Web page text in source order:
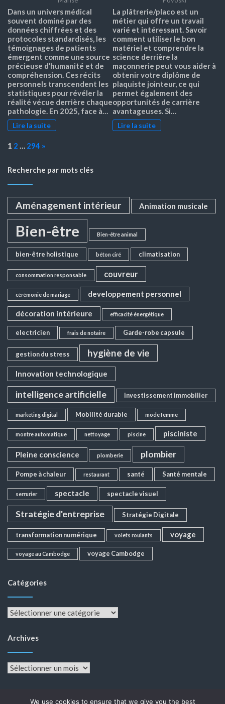
Dans un univers médical
souvent dominé par des
données chiffrées et des
protocoles standardisés, les
témoignages de patients
émergent comme une source
précieuse d’humanité et de
compréhension. Ces récits
personnels transcendent les
statistiques pour révéler la
réalité vécue derrière chaque
pathologie. En 2025, face à…
Lire la suite
La plâtrerie/placo est un
métier qui offre un travail
varié et intéressant. Savoir
comment utiliser le bon
matériel et comprendre la
science derrière la
maçonnerie peut vous aider à
obtenir votre diplôme de
plaquiste jointeur, ce qui
permet également des
opportunités de carrière
avantageuses. Si…
Lire la suite
Page:
1 2 … 294 Next
»
Recherche par mots clés
Aménagement intérieur Animation musicale
Bien-être Bien-être animal
bien-être holistique béton ciré climatisation
consommation responsable couvreur
cérémonie de mariage developpement personnel
décoration intérieure efficacité énergétique
electricien frais de notaire Garde-robe capsule
gestion du stress hygiène de vie
Innovation technologique
intelligence artificielle investissement immobilier
marketing digital Mobilité durable mode femme
montre automatique nettoyage piscine pisciniste
Pleine conscience plomberie plombier
Pompe à chaleur restaurant santé Santé mentale
serrurier spectacle spectacle visuel
Stratégie d'entreprise Stratégie Digitale
transformation numérique volets roulants voyage
voyage au Cambodge voyage Cambodge
Catégories
Catégories
Archives
Archives
We use cookies to ensure that we give you the best